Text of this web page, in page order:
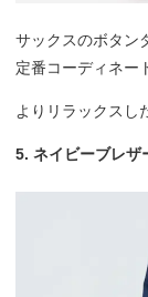
サックスのボタン
定番コーディネー
よりリラックスし
5. ネイビーブレザ